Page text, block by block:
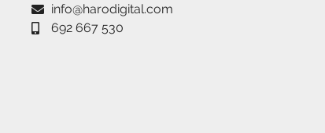
info@harodigital.com
692 667 530